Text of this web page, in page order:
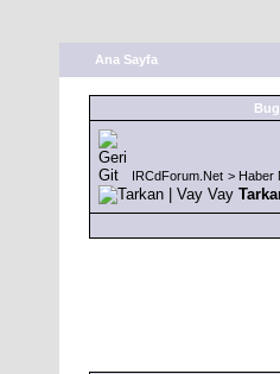
Ana Sayfa
IRCdForum.Net > Haber